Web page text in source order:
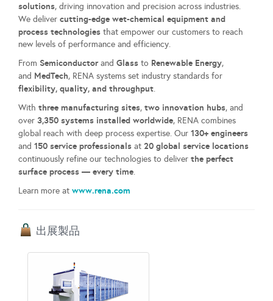
solutions, driving innovation and precision across industries.
We deliver cutting-edge wet-chemical equipment and
process technologies that empower our customers to reach
new levels of performance and efficiency.
From Semiconductorand Glass to Renewable Energy,
and MedTech, RENA systems set industry standards for
flexibility, quality, and throughput.
With three manufacturing sites, two innovation hubs, and
over 3,350 systems installed worldwide, RENA combines
global reach with deep process expertise. Our 130+ engineers
and 150 service professionals at 20 global service locations
continuously refine our technologies to deliver the perfect
surface process — every time.
Learn more at www.rena.com
出展製品